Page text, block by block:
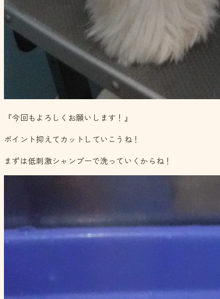
『今回もよろしくお願いします！』
ポイント抑えてカットしていこうね！
まずは低刺激シャンプーで洗っていくからね！